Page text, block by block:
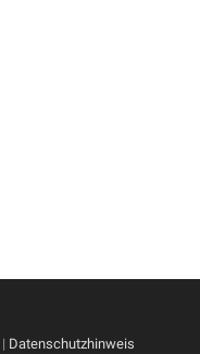
| Datenschutzhinweis